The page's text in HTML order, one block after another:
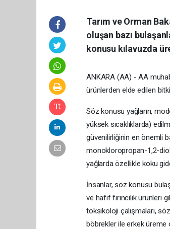
Tarım ve Orman
oluşan bazı
konusu kılavuzda
ANKARA (AA) - AA
ürünlerden elde edilen
Söz konusu yağların,
yüksek sıcaklıklarda)
güvenilirliğinin en önemli
monokloropropan-1,2-
yağlarda özellikle koku
İnsanlar, söz konusu
ve hafif fırıncılık ürünleri
toksikoloji çalışmaları,
böbrekler ile erkek üreme